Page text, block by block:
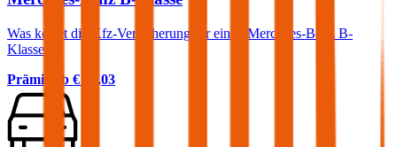
Was kostet die Kfz-Versicherung für einen Mercedes-Benz B-
Klasse?
Prämie ab € 38,03